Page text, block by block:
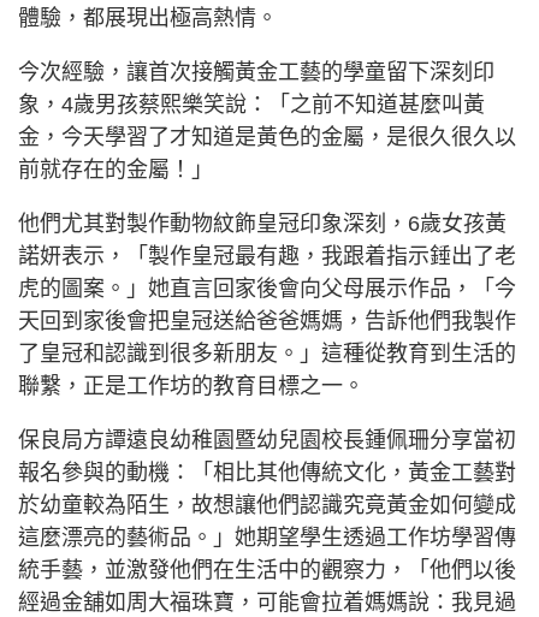
體驗，都展現出極高熱情。
今次經驗，讓首次接觸黃金工藝的學童留下深刻印
象，4歲男孩蔡熙樂笑說：「之前不知道甚麼叫黃
金，今天學習了才知道是黃色的金屬，是很久很久以
前就存在的金屬！」
他們尤其對製作動物紋飾皇冠印象深刻，6歲女孩黃
諾妍表示，「製作皇冠最有趣，我跟着指示錘出了老
虎的圖案。」她直言回家後會向父母展示作品，「今
天回到家後會把皇冠送給爸爸媽媽，告訴他們我製作
了皇冠和認識到很多新朋友。」這種從教育到生活的
聯繫，正是工作坊的教育目標之一。
保良局方譚遠良幼稚園暨幼兒園校長鍾佩珊分享當初
報名參與的動機：「相比其他傳統文化，黃金工藝對
於幼童較為陌生，故想讓他們認識究竟黃金如何變成
這麼漂亮的藝術品。」她期望學生透過工作坊學習傳
統手藝，並激發他們在生活中的觀察力，「他們以後
經過金舖如周大福珠寶，可能會拉着媽媽說：我見過